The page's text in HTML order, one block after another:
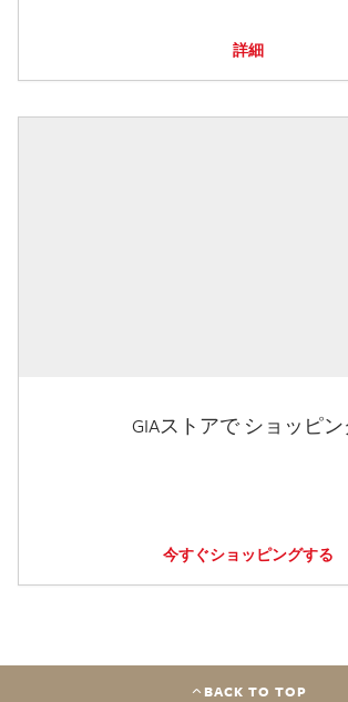
詳細
GIAストアで ショッピ
今すぐショッピングする
BACK TO TOP